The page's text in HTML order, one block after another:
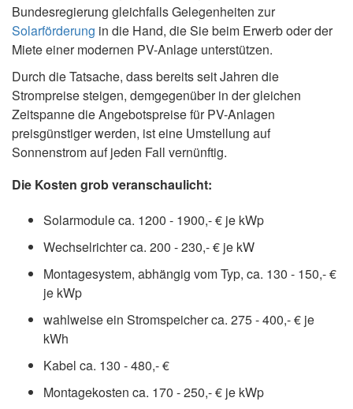
Bundesregierung gleichfalls Gelegenheiten zur
Solarförderung in die Hand, die Sie beim Erwerb oder der
Miete einer modernen PV-Anlage unterstützen.
Durch die Tatsache, dass bereits seit Jahren die
Strompreise steigen, demgegenüber in der gleichen
Zeitspanne die Angebotspreise für PV-Anlagen
preisgünstiger werden, ist eine Umstellung auf
Sonnenstrom auf jeden Fall vernünftig.
Die Kosten grob veranschaulicht:
Solarmodule ca. 1200 - 1900,- € je kWp
Wechselrichter ca. 200 - 230,- € je kW
Montagesystem, abhängig vom Typ, ca. 130 - 150,- €
je kWp
wahlweise ein Stromspeicher ca. 275 - 400,- € je
kWh
Kabel ca. 130 - 480,- €
Montagekosten ca. 170 - 250,- € je kWp